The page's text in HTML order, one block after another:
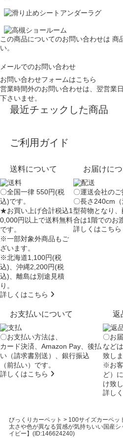
この商品についてのお問い合わせは 商
い。
メールでのお問い合わせ
お問い合わせフォームはこちら
営業時間外のお問い合わせは、翌営業
下さいませ。
最近チェックした商品
ご利用ガイド
送料について
〇全国一律 550円(税
込)です。
★お買い上げ合計税込1
0,000円以上で送料無料
です。
※一部対象外商品もご
ざいます。
※北海道1,100円(税
込)、沖縄2,200円(税
込)、離島は別途見積
り。
詳しくはこちら
お届けに
〇運送会社のご
〇長さ240cm
型荷物となり、
合は1階でのお
詳しくはこちら
お支払いについて
〇お支払い方法は、
カード決済、Amazon Pay、後払
い（請求書別送）、銀行振込
（前払い）です。
詳しくはこちら
返
〇お
など
致しま
※お
ど）
け致
詳し
びっくりカーペット > 100サイズカーペッ
太さや色が異なる質感が気持ちいい国産
イビー】(ID:146624240)